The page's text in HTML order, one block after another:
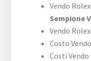
Vendo
Sempione
Vendo
Costo
Costi